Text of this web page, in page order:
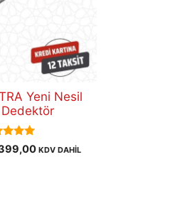
Yeni Nesil
of 5
Şu
KDV DAHİL